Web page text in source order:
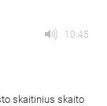
10:45
skaitinius skaito